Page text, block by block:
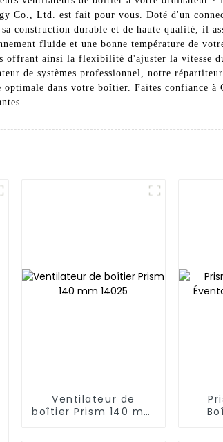
Co., Ltd. est fait pour vous. Doté d'un
construction durable et de haute qualité, il
fluide et une bonne température de
ainsi la flexibilité d'ajuster la vitesse
de systèmes professionnel, notre
dans votre boîtier. Faites confiance à
Ventilateur de
boîtier Prism 140 mm